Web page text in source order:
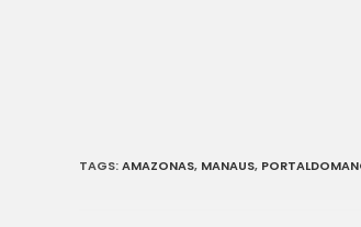
TAGS:AMAZONAS, MANAUS,